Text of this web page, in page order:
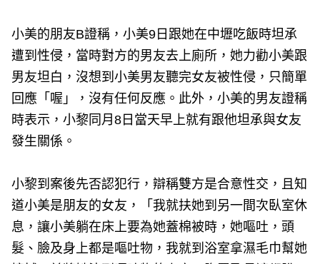
小美的朋友B證稱，小美9日跟她在中壢吃飯時坦承
遭到性侵，當時對方的男友去上廁所，她力勸小美跟
男友坦白，沒想到小美男友聽完女友被性侵，只簡單
回應「喔」，沒有任何反應。此外，小美的男友證稱
時表示，小黎同月8日當天早上就有跟他坦承與女友
發生關係。
小黎到案後先否認犯行，辯稱雙方是合意性交，且知
道小美是朋友的女友，「我就扶她到另一間次臥室休
息，讓小美躺在床上要為她蓋棉被時，她嘔吐，頭
髮、臉及身上都是嘔吐物，我就到浴室拿濕毛巾幫她